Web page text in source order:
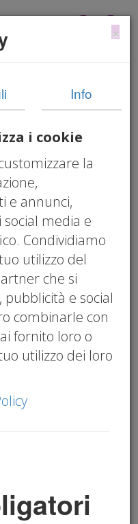
digitali e
lombarde
2025
stato pubblicato
volto a
sviluppo
in Lombardia.
delle spese
×
Info
i cookie
la
e annunci,
media e
Condividiamo
utilizzo del
che si
pubblicità e social
combinarle con
fornito loro o
utilizzo dei loro